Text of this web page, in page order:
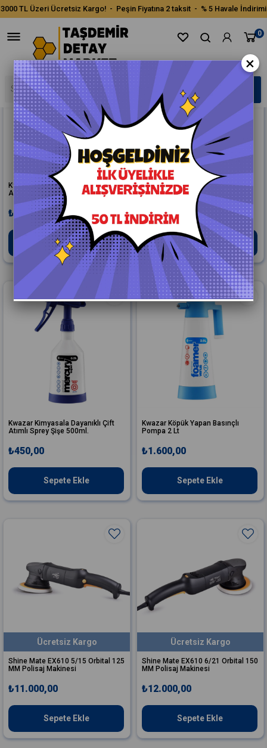
3000 TL Üzeri Ücretsiz Kargo! - Peşin Fiyatına 2 taksit - % 5 Havale İndirimi
0
Filtreleme
Sıralama
Kwazar 360 Derecede Her Açıdan
Atan Basınçlı Pompa 1.5lt
₺1.400,00
Sepete Ekle
Kwazar Kimyasala Dayanıklı Çift
Atımlı Sprey Şişe 1lt.
₺500,00
Sepete Ekle
Kwazar Kimyasala Dayanıklı Çift
Atımlı Sprey Şişe 500ml.
₺450,00
Sepete Ekle
Kwazar Köpük Yapan Basınçlı
Pompa 2 Lt
₺1.600,00
Sepete Ekle
Shine Mate EX610 5/15 Orbital 125
MM Polisaj Makinesi
₺11.000,00
Sepete Ekle
Ücretsiz Kargo
Shine Mate EX610 6/21 Orbital 150
MM Polisaj Makinesi
₺12.000,00
Sepete Ekle
Ücretsiz Kargo
×